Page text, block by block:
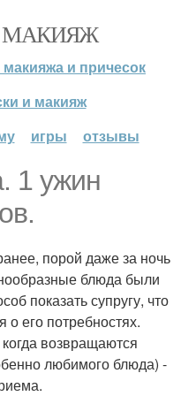
МАКИЯЖ
и причесок
и макияж
игры отзывы
1 ужин
порой даже за ночь
блюда были
показать супругу, что
его потребностях.
возвращаются
любимого блюда) -